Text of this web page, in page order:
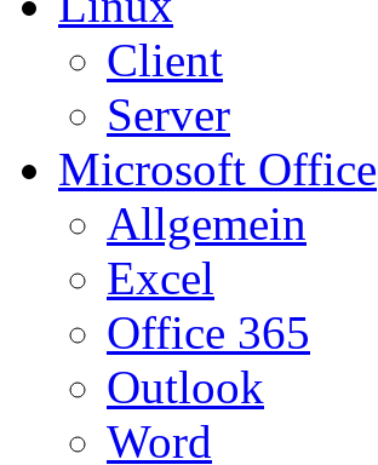
Client
Server
Microsoft Office
Allgemein
Excel
Office 365
Outlook
Word